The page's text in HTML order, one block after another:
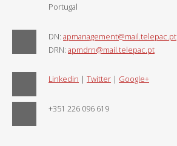
Portugal
DN: apmanagement@mail.telepac.pt
DRN: apmdrn@mail.telepac.pt
Linkedin | Twitter | Google+
+351 226 096 619